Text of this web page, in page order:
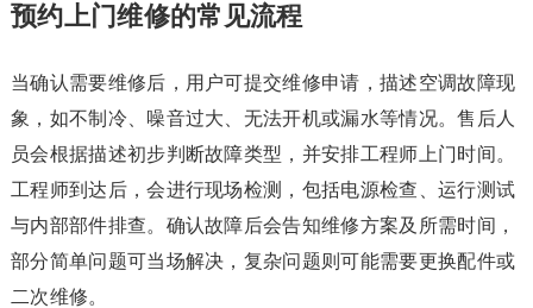
预约上门维修的常见流程
当确认需要维修后，用户可提交维修申请，描述空调故障现
象，如不制冷、噪音过大、无法开机或漏水等情况。售后人
员会根据描述初步判断故障类型，并安排工程师上门时间。
工程师到达后，会进行现场检测，包括电源检查、运行测试
与内部部件排查。确认故障后会告知维修方案及所需时间，
部分简单问题可当场解决，复杂问题则可能需要更换配件或
二次维修。